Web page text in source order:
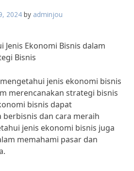
2024 by adminjou
Ekonomi Bisnis dalam
Bisnis
jenis ekonomi bisnis
merencanakan strategi bisnis
bisnis dapat
dan cara meraih
jenis ekonomi bisnis juga
memahami pasar dan